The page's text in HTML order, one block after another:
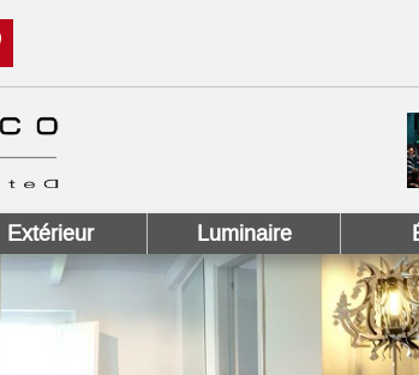
!
Instagram !
nous sur Twitter !
Extérieur Luminaire